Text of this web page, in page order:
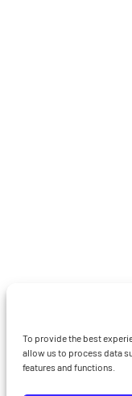
To provide the best
allow us to process data
features and functions.